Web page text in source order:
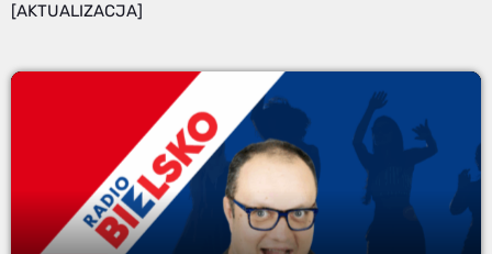
[AKTUALIZACJA]